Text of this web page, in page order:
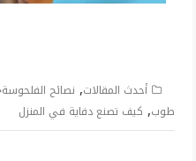
أحدث المقالات, نصائح الفلحوسة
طوب, كيف تصنع دفاية في المنزل